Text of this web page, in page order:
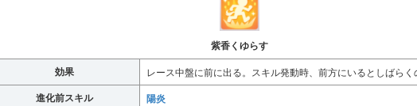
紫香くゆらす
効果
レース中盤に前に出る。スキル発動時、前方にいるとしばらく
進化前スキル 陽炎